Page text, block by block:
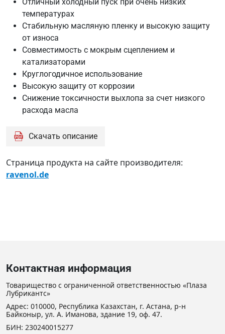
температурах
Стабильную масляную пленку и высокую защиту
от износа
Совместимость с мокрым сцеплением и
катализаторами
Круглогодичное использование
Высокую защиту от коррозии
Снижение токсичности выхлопа за счет низкого
расхода масла
Скачать описание
Страница продукта на сайте производителя:
ravenol.de
Контактная информация
Товарищество с ограниченной ответственностью «Плаза
Лубрикантс»
Адрес: 010000, Республика Казахстан, г. Астана, р-н
Байконыр, ул. А. Иманова, здание 19, оф. 47.
БИН: 230240015277